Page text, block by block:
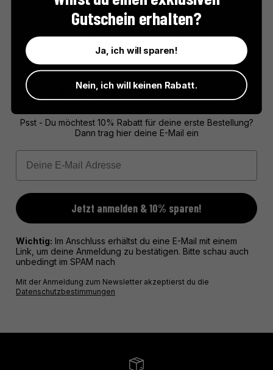
Bäckerei. Ihre butterzarten Sablés, hergestellt nach überlieferten
Rezepten, sind ein Sinnbild französischer Backkunst und
entführen Genießer in eine Welt des feinen Geschmacks.
10% RABATT FÜR DICH!
Psst - Du möchtest 10% Rabatt für deine erste Bestellung?
Dann trag hier deine E-Mail ein
Email
Jetzt anmelden & 10% sparen!
Wichtig: Im Anschluss erhältst du eine E-Mail mit einem
Link, um deine Anmeldung zu bestätigen. Bitte schau auch
unbedingt im SPAM nach
Mit der Anmeldung zum Newsletter akzeptierst du die
Datenschutzbestimmungen
Gutschein erhalten?
Ja, ich will sparen!
Nein, ich will keinen Rabatt.